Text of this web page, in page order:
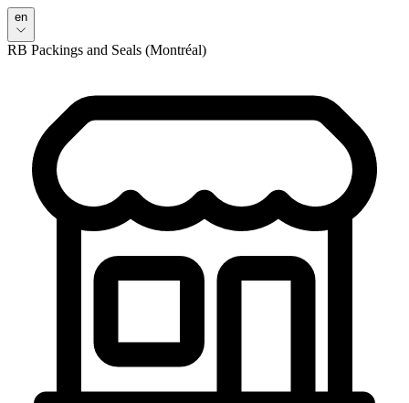
en
RB Packings and Seals (Montréal)